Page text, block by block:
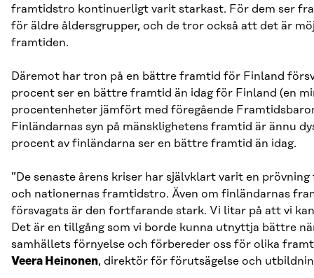
framtidstro kontinuerligt varit starkast. För dem ser
för äldre åldersgrupper, och de tror också att det är
framtiden.
Däremot har tron på en bättre framtid för Finland
procent ser en bättre framtid än idag för Finland (en
procentenheter jämfört med föregående
Finländarnas syn på mänsklighetens framtid är ännu
procent av finländarna ser en bättre framtid än idag.
”De senaste årens kriser har självklart varit en
och nationernas framtidstro. Även om finländarnas
försvagats är den fortfarande stark. Vi litar på att vi
Det är en tillgång som vi borde kunna utnyttja bättre
samhällets förnyelse och förbereder oss för olika
Veera Heinonen, direktör för förutsägelse och